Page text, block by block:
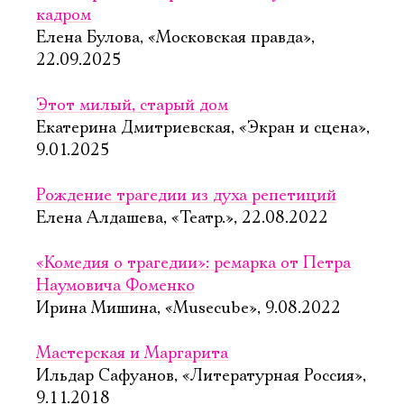
кадром
Елена Булова, «Московская правда»,
22.09.2025
Этот милый, старый дом
Екатерина Дмитриевская, «Экран и сцена»,
9.01.2025
Рождение трагедии из духа репетиций
Елена Алдашева, «Театр.», 22.08.2022
«Комедия о трагедии»: ремарка от Петра
Наумовича Фоменко
Ирина Мишина, «Musecube», 9.08.2022
Мастерская и Маргарита
Ильдар Сафуанов, «Литературная Россия»,
9.11.2018